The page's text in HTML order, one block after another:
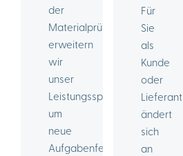
der
Materialprüfung
erweitern
wir
unser
Leistungsspektrum
um
neue
Aufgabenfelder.
Für
Sie
als
Kunde
oder
Lieferant
ändert
sich
an